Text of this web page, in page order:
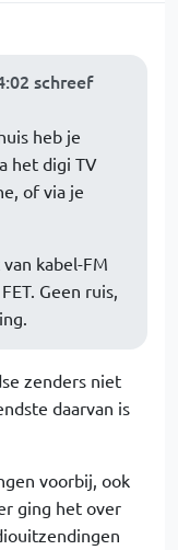
schreef
heb je
het digi TV
of via je
kabel-FM
Geen ruis,
zenders niet
daarvan is
voorbij, ook
ging het over